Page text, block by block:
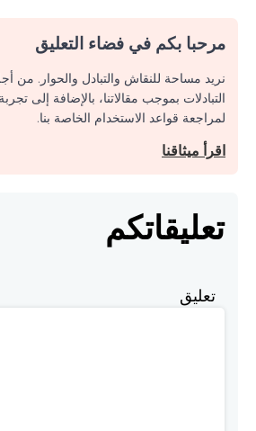
مرحبا بكم في فضاء التعليق
نريد مساحة للنقاش والتبادل والحوار. من
التبادلات بموجب مقالاتنا، بالإضافة إلى
لمراجعة قواعد الاستخدام الخاصة بنا.
اقرأ ميثاقنا
تعليقاتكم
تعليق